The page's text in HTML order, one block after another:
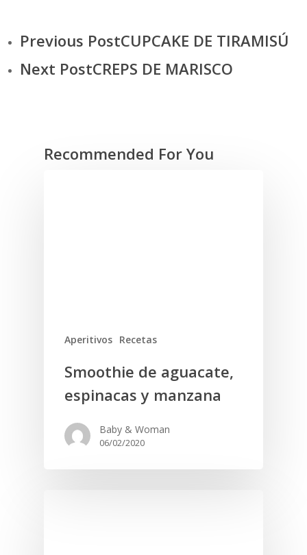
Previous PostCUPCAKE DE TIRAMISÚ
Next PostCREPS DE MARISCO
Recommended For You
Aperitivos Recetas
Smoothie de aguacate,
espinacas y manzana
Baby & Woman
06/02/2020